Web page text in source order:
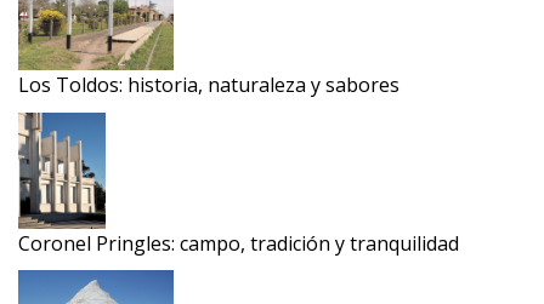
Los Toldos: historia, naturaleza y sabores
Coronel Pringles: campo, tradición y tranquilidad